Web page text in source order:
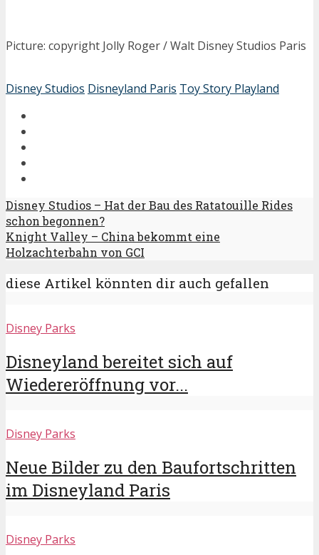
Picture: copyright Jolly Roger / Walt Disney Studios Paris
Disney Studios Disneyland Paris Toy Story Playland
Disney Studios – Hat der Bau des Ratatouille Rides
schon begonnen?
Knight Valley – China bekommt eine
Holzachterbahn von GCI
diese Artikel könnten dir auch gefallen
Disney Parks
Disneyland bereitet sich auf
Wiedereröffnung vor...
Disney Parks
Neue Bilder zu den Baufortschritten
im Disneyland Paris
Disney Parks